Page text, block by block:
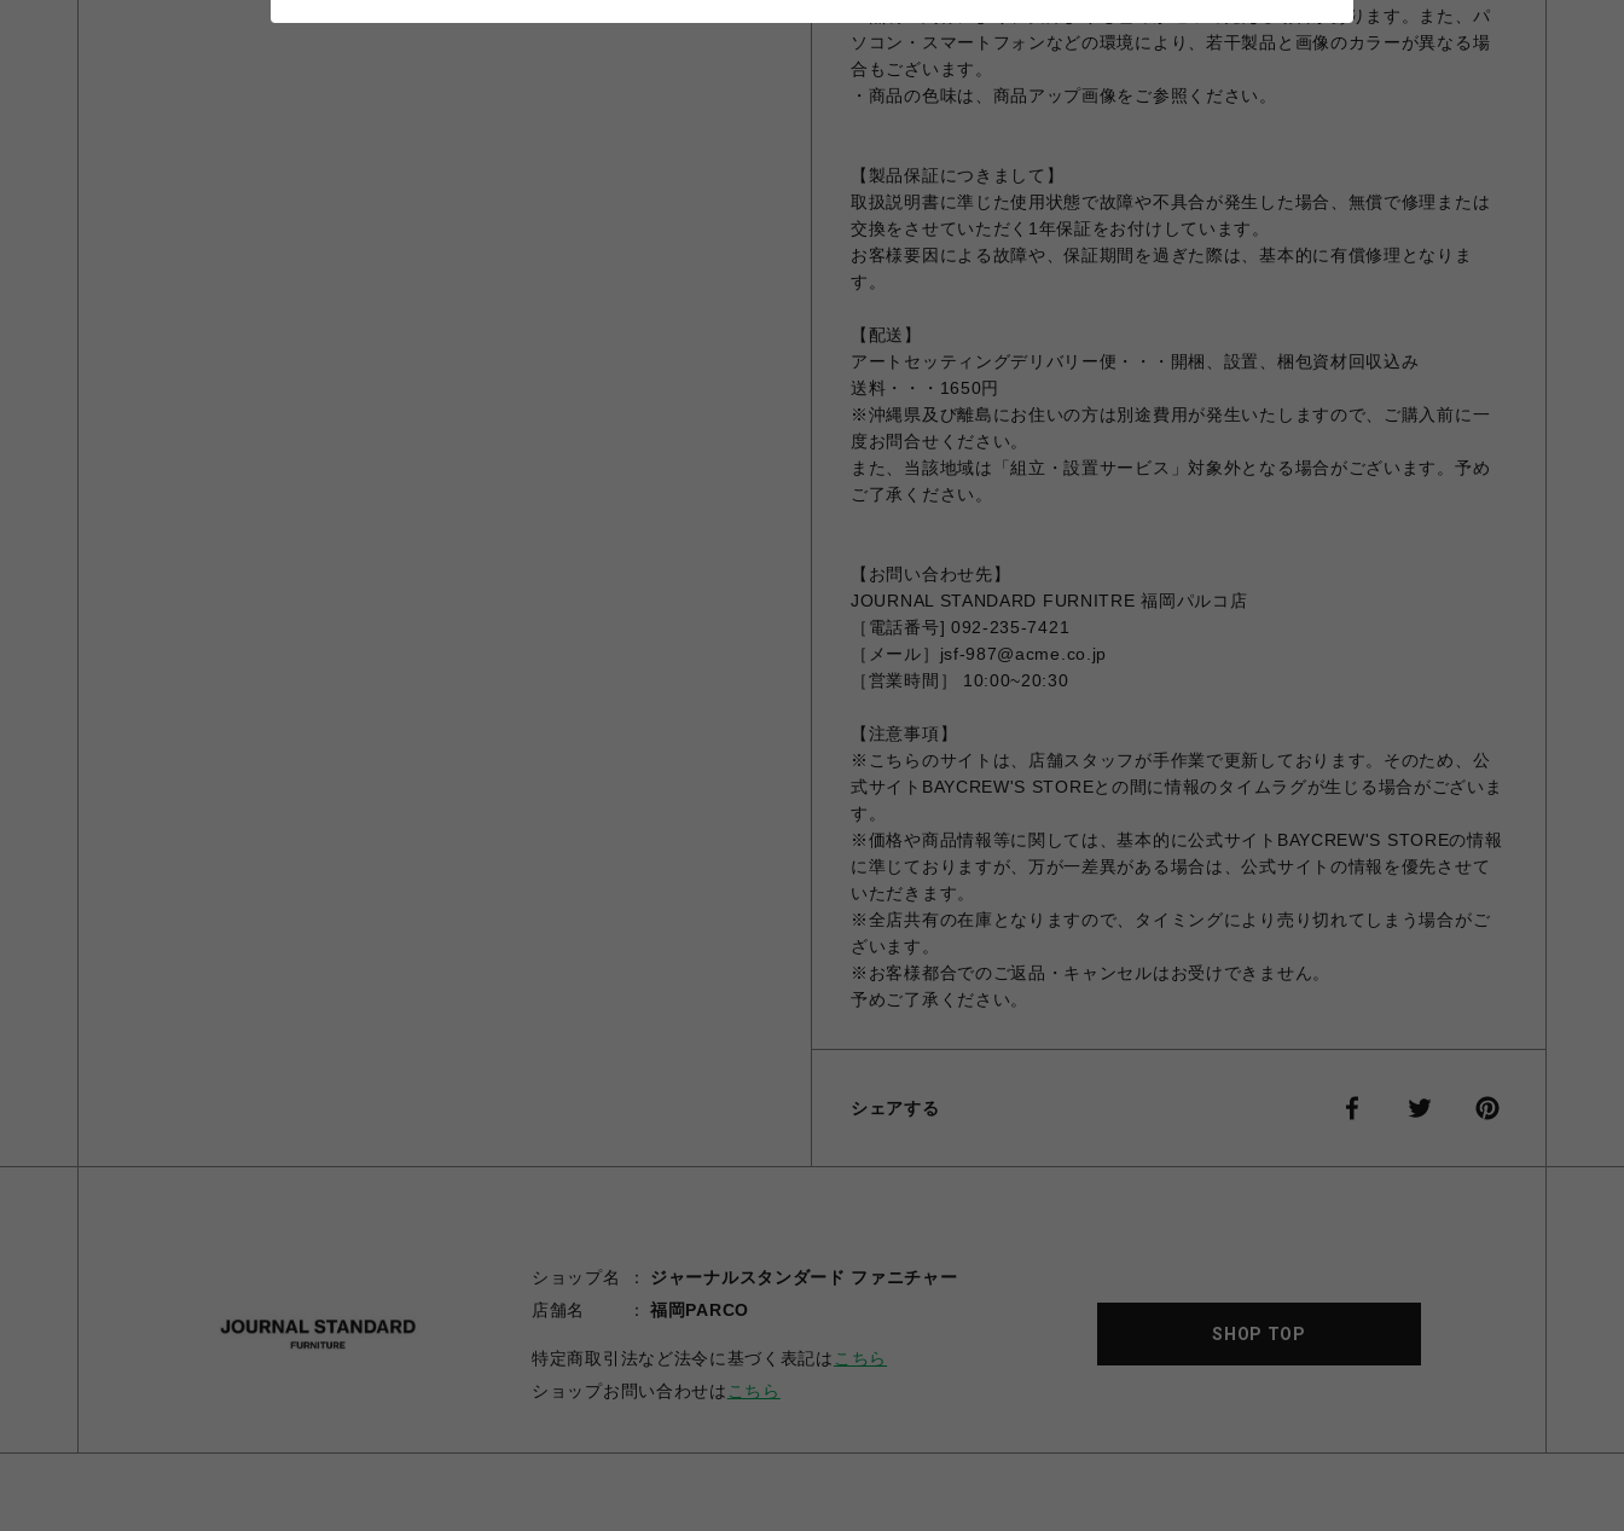
・照明の関係により、実際よりも色味が違って見える場合があります。また、パ
ソコン・スマートフォンなどの環境により、若干製品と画像のカラーが異なる場
合もございます。
・商品の色味は、商品アップ画像をご参照ください。
【製品保証につきまして】
取扱説明書に準じた使用状態で故障や不具合が発生した場合、無償で修理または
交換をさせていただく1年保証をお付けしています。
お客様要因による故障や、保証期間を過ぎた際は、基本的に有償修理となりま
す。
【配送】
アートセッティングデリバリー便・・・開梱、設置、梱包資材回収込み
送料・・・1650円
※沖縄県及び離島にお住いの方は別途費用が発生いたしますので、ご購入前に一
度お問合せください。
また、当該地域は「組立・設置サービス」対象外となる場合がございます。予め
ご了承ください。
【お問い合わせ先】
JOURNAL STANDARD FURNITRE 福岡パルコ店
［電話番号] 092-235-7421
［メール］jsf-987@acme.co.jp
［営業時間］ 10:00~20:30
【注意事項】
※こちらのサイトは、店舗スタッフが手作業で更新しております。そのため、公
式サイトBAYCREW'S STOREとの間に情報のタイムラグが生じる場合がございま
す。
※価格や商品情報等に関しては、基本的に公式サイトBAYCREW'S STOREの情報
に準じておりますが、万が一差異がある場合は、公式サイトの情報を優先させて
いただきます。
※全店共有の在庫となりますので、タイミングにより売り切れてしまう場合がご
ざいます。
※お客様都合でのご返品・キャンセルはお受けできません。
予めご了承ください。
シェアする
ショップ名
ジャーナルスタンダード ファニチャー
店舗名
福岡PARCO
特定商取引法など法令に基づく表記は こちら
ショップお問い合わせは こちら
SHOP TOP